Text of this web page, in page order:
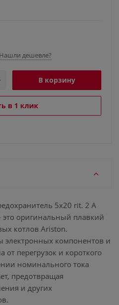
Нашли дешевле?
В корзину
в 1 клик
5x20 rit. 2 A
оригинальный плавкий
котлов Ariston.
электронных компонентов и
от перегрузок и короткого
номинального тока
предотвращая
и других